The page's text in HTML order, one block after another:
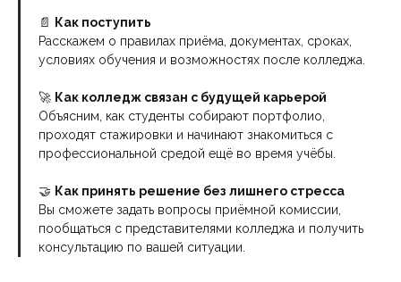
📄 Как поступить
Расскажем о правилах приёма, документах, сроках,
условиях обучения и возможностях после колледжа.
🚀 Как колледж связан с будущей карьерой
Объясним, как студенты собирают портфолио,
проходят стажировки и начинают знакомиться с
профессиональной средой ещё во время учёбы.
🤝 Как принять решение без лишнего стресса
Вы сможете задать вопросы приёмной комиссии,
пообщаться с представителями колледжа и получить
консультацию по вашей ситуации.